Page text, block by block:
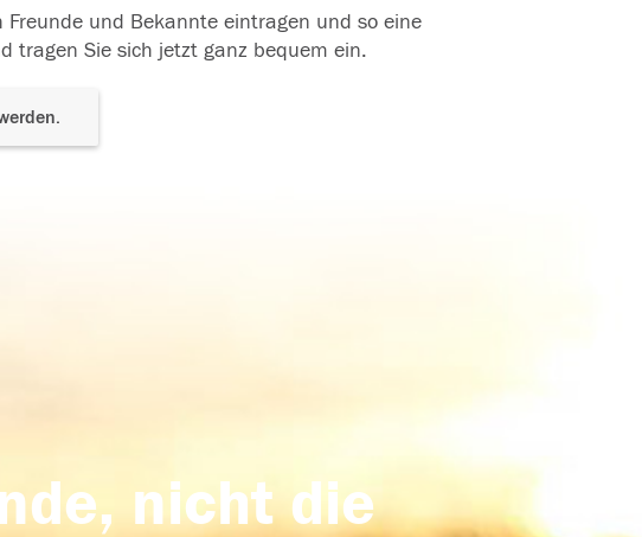
und Bekannte eintragen und so eine
tragen Sie sich jetzt ganz bequem ein.
nicht die